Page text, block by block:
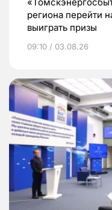
региона перейти
выиграть призы
09:10 / 03.08.26